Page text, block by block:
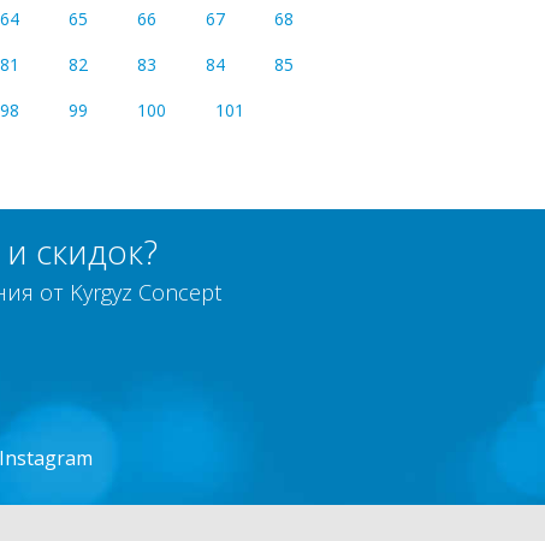
64 65 66 67
68
81 82 83 84
85
98 99 100
101
скидок?
от Kyrgyz Concept